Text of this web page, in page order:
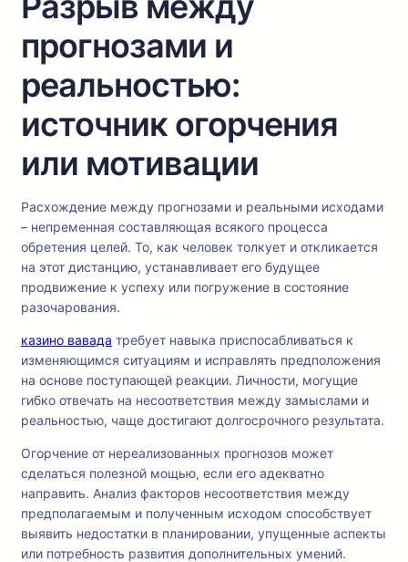
прогнозами и
реальностью:
источник огорчения
или мотивации
Расхождение между прогнозами и реальными исходами
– непременная составляющая всякого процесса
обретения целей. То, как человек толкует и откликается
на этот дистанцию, устанавливает его будущее
продвижение к успеху или погружение в состояние
разочарования.
казино вавада требует навыка приспосабливаться к
изменяющимся ситуациям и исправлять предположения
на основе поступающей реакции. Личности, могущие
гибко отвечать на несоответствия между замыслами и
реальностью, чаще достигают долгосрочного результата.
Огорчение от нереализованных прогнозов может
сделаться полезной мощью, если его адекватно
направить. Анализ факторов несоответствия между
предполагаемым и полученным исходом способствует
выявить недостатки в планировании, упущенные аспекты
или потребность развития дополнительных умений.